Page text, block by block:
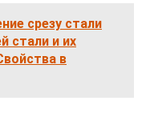
срезу стали
стали и их
в